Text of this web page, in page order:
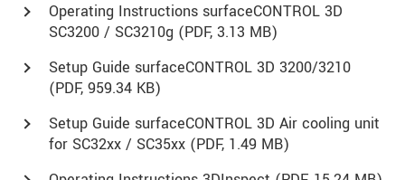
Operating Instructions surfaceCONTROL 3D
SC3200 / SC3210g (PDF, 3.13 MB)
Setup Guide surfaceCONTROL 3D 3200/3210
(PDF, 959.34 KB)
Setup Guide surfaceCONTROL 3D Air cooling unit
for SC32xx / SC35xx (PDF, 1.49 MB)